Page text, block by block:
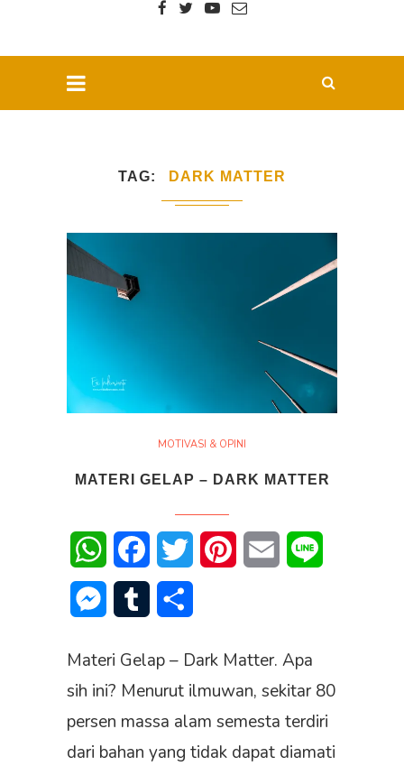
TAG DARK MATTER
MOTIVASI & OPINI
MATERI GELAP – DARK MATTER
WhatsAppFacebookTwitter PinterestEmail
Messenger
Tumblr
Materi Gelap – Dark Matter. Apa
sih ini? Menurut ilmuwan, sekitar 80
persen massa alam semesta terdiri
dari bahan yang tidak dapat diamati